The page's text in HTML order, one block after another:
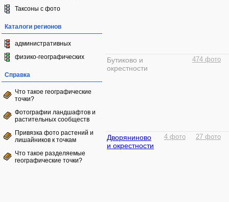
Таксоны с фото
Каталоги регионов
административных
физико-географических
Справка
Что такое географические
точки?
Фотографии ландшафтов и
растительных сообществ
Привязка фото растений и
лишайников к точкам
Что такое разделяемые
географические точки?
Бутиково и
окрестности
474 фото
Дворяниново
и окрестности
4 фото 27 фото